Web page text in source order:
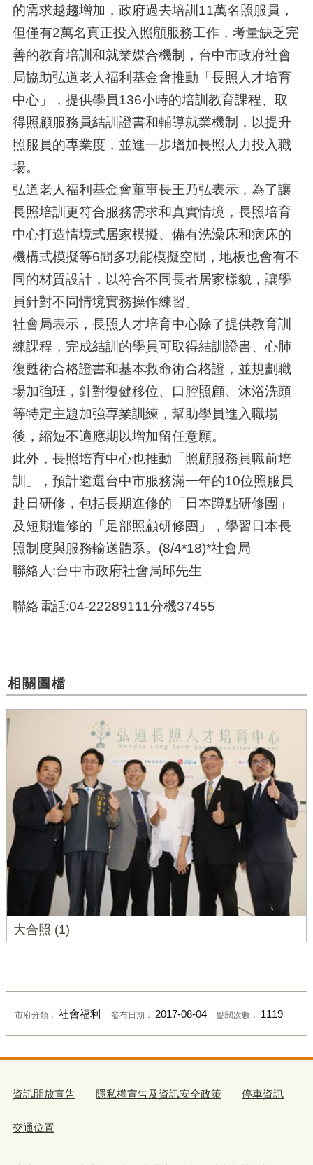
的需求越趨增加，政府過去培訓11萬名照服員，
但僅有2萬名真正投入照顧服務工作，考量缺乏完
善的教育培訓和就業媒合機制，台中市政府社會
局協助弘道老人福利基金會推動「長照人才培育
中心」，提供學員136小時的培訓教育課程、取
得照顧服務員結訓證書和輔導就業機制，以提升
照服員的專業度，並進一步增加長照人力投入職
場。
弘道老人福利基金會董事長王乃弘表示，為了讓
長照培訓更符合服務需求和真實情境，長照培育
中心打造情境式居家模擬、備有洗澡床和病床的
機構式模擬等6間多功能模擬空間，地板也會有不
同的材質設計，以符合不同長者居家樣貌，讓學
員針對不同情境實務操作練習。
社會局表示，長照人才培育中心除了提供教育訓
練課程，完成結訓的學員可取得結訓證書、心肺
復甦術合格證書和基本救命術合格證，並規劃職
場加強班，針對復健移位、口腔照顧、沐浴洗頭
等特定主題加強專業訓練，幫助學員進入職場
後，縮短不適應期以增加留任意願。
此外，長照培育中心也推動「照顧服務員職前培
訓」，預計遴選台中市服務滿一年的10位照服員
赴日研修，包括長期進修的「日本蹲點研修團」
及短期進修的「足部照顧研修團」，學習日本長
照制度與服務輸送體系。(8/4*18)*社會局
聯絡人:台中市政府社會局邱先生
聯絡電話:04-22289111分機37455
相關圖檔
大合照 (1)
市府分類： 社會福利 發布日期： 2017-08-04 點閱次數： 1119
資訊開放宣告 隱私權宣告及資訊安全政策 停車資訊
交通位置